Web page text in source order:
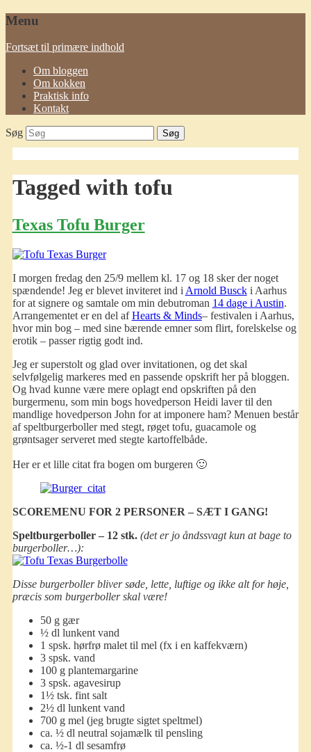
Menu
Fortsæt til primære indhold
Om bloggen
Om kokken
Praktisk info
Kontakt
Søg
Tagged with tofu
Texas Tofu Burger
I morgen fredag den 25/9 mellem kl. 17 og 18 sker der noget
spændende! Jeg er blevet inviteret ind i Arnold Buscki Aarhus
for at signere og samtale om min debutroman 14 dage i Austin.
Arrangementet er en del afHearts & Minds– festivalen i Aarhus,
hvor min bog – med sine bærende emner som flirt, forelskelse og
erotik – passer rigtig godt ind.
Jeg er superstolt og glad over invitationen, og det skal
selvfølgelig markeres med en passende opskrift her på bloggen.
Og hvad kunne være mere oplagt end opskriften på den
burgermenu, som min bogs hovedperson Heidi laver til den
mandlige hovedperson John for at imponere ham? Menuen består
af speltburgerboller med stegt, røget tofu, guacamole og
grøntsager serveret med stegte kartoffelbåde.
Her er et lille citat fra bogen om burgeren 🙂
SCOREMENU FOR 2 PERSONER – SÆT I GANG!
Speltburgerboller – 12 stk. (det er jo åndssvagt kun at bage to
burgerboller…):
Disse burgerboller bliver søde, lette, luftige og ikke alt for høje,
præcis som burgerboller skal være!
50 g gær
½ dl lunkent vand
1 spsk. hørfrø malet til mel (fx i en kaffekværn)
3 spsk. vand
100 g plantemargarine
3 spsk. agavesirup
1½ tsk. fint salt
2½ dl lunkent vand
700 g mel (jeg brugte sigtet speltmel)
ca. ½ dl neutral sojamælk til pensling
ca. ½-1 dl sesamfrø